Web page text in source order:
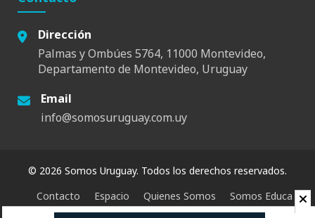
Dirección
Palmas y Ombúes 5764, 11000 Montevideo,
Departamento de Montevideo, Uruguay
Email
info@somosuruguay.com.uy
© 2026 Somos Uruguay. Todos los derechos reservados.
Contacto
Espacio Quienes Somos Somos Educa